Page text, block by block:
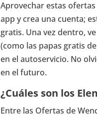
Aprovechar estas
app y crea una cuenta;
gratis. Una vez dentro,
(como las papas gratis
en el autoservicio. No
en el futuro.
¿Cuáles son los
Entre las Ofertas de